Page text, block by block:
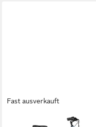
Fast ausverkauft